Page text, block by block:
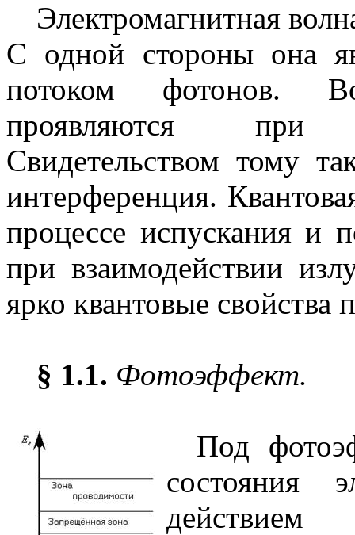
Электромагнитная
С одной стороны она
потоком фотонов.
проявляются при
Свидетельством тому
интерференция.
процессе испускания и
при взаимодействии
ярко квантовые
§ 1.1. Фотоэффект.
Под
состояния
действием